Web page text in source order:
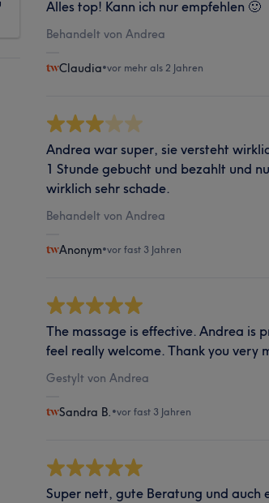
Alles top! Kann ich nur empfehlen 🙂
Behandelt von Andrea
Claudia•vor mehr als 2 Jahren
Andrea war super, sie versteht
1 Stunde gebucht und bezahlt und
wirklich sehr schade.
Behandelt von Andrea
Anonym•vor fast 3 Jahren
The massage is effective. Andrea is
feel really welcome. Thank you very
Gestylt von Andrea
Sandra B. •vor fast 3 Jahren
Super nett, gute Beratung und auch